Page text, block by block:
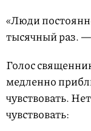
«Люди
тысячный раз.
Голос
медленно
чувствовать.
чувствовать: